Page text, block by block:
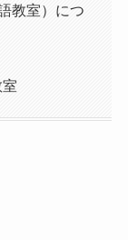
教室）につ